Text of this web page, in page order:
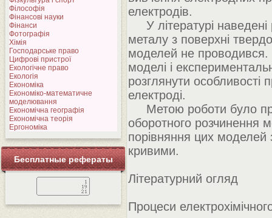
Філософія
Фінансові науки
Фінанси
Фотографія
Хімія
Господарське право
Цифрові пристрої
Екологічне право
Екологія
Економіка
Економіко-математичне
моделювання
Економічна географія
Економічна теорія
Ергономіка
Бесплатные рефераты
електродів.
У літературі наведені
металу з поверхні
моделей не проводився.
моделі і
розглянути особливості
електроді.
Метою роботи було
оборотного розчинення
порівняння цих
кривими.
Літературний огляд
Процеси